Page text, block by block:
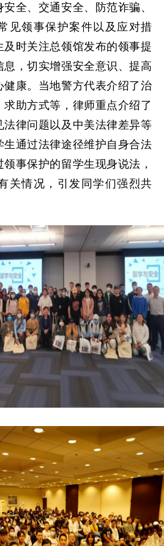
全、交通安全、防范诈骗、
见领事保护案件以及应对措
时关注总领馆发布的领事提
，切实增强安全意识、提高
健康。当地警方代表介绍了治
助方式等，律师重点介绍了
法律问题以及中美法律差异等
生通过法律途径维护自身合法
事保护的留学生现身说法，
关情况，引发同学们强烈共